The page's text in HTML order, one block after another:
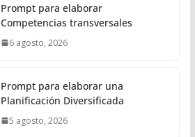
Prompt para elaborar
Competencias transversales
6 agosto, 2026
Prompt para elaborar una
Planificación Diversificada
5 agosto, 2026